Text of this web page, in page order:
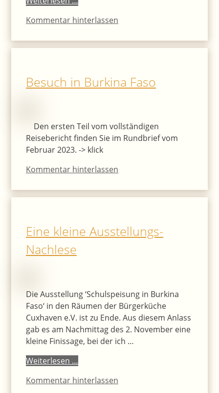
Kommentar hinterlassen
Besuch in Burkina Faso
Den ersten Teil vom vollständigen
Reisebericht finden Sie im Rundbrief vom
Februar 2023. -> klick
Kommentar hinterlassen
Eine kleine Ausstellungs-
Nachlese
Die Ausstellung ‘Schulspeisung in Burkina
Faso‘ in den Räumen der Bürgerküche
Cuxhaven e.V. ist zu Ende. Aus diesem Anlass
gab es am Nachmittag des 2. November eine
kleine Finissage, bei der ich …
Weiterlesen …
Kommentar hinterlassen